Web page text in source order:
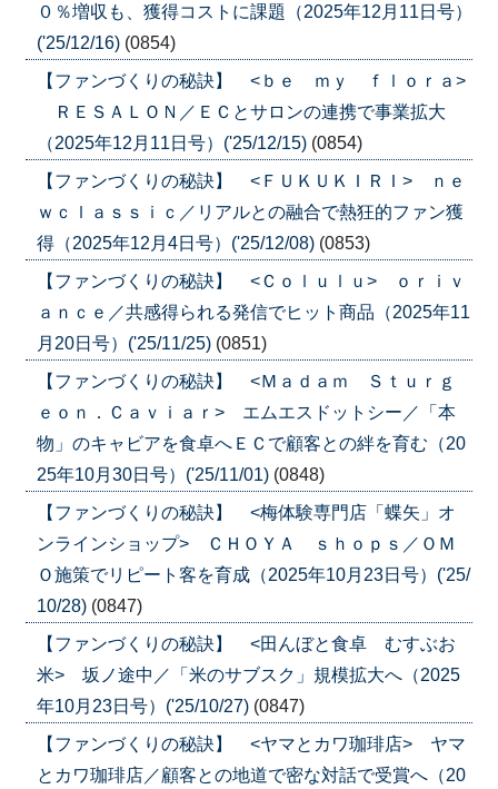
０％増収も、獲得コストに課題（2025年12月11日号）
('25/12/16) (0854)
【ファンづくりの秘訣】 <ｂｅ ｍｙ ｆｌｏｒａ>
ＲＥＳＡＬＯＮ／ＥＣとサロンの連携で事業拡大
（2025年12月11日号）('25/12/15) (0854)
【ファンづくりの秘訣】 <ＦＵＫＵＫＩＲＩ> ｎｅ
ｗｃｌａｓｓｉｃ／リアルとの融合で熱狂的ファン獲
得（2025年12月4日号）('25/12/08) (0853)
【ファンづくりの秘訣】 <Ｃｏｌｕｌｕ> ｏｒｉｖ
ａｎｃｅ／共感得られる発信でヒット商品（2025年11
月20日号）('25/11/25) (0851)
【ファンづくりの秘訣】 <Ｍａｄａｍ Ｓｔｕｒｇ
ｅｏｎ．Ｃａｖｉａｒ> エムエスドットシー／「本
物」のキャビアを食卓へＥＣで顧客との絆を育む（20
25年10月30日号）('25/11/01) (0848)
【ファンづくりの秘訣】 <梅体験専門店「蝶矢」オ
ンラインショップ> ＣＨＯＹＡ ｓｈｏｐｓ／ＯＭ
Ｏ施策でリピート客を育成（2025年10月23日号）('25/
10/28) (0847)
【ファンづくりの秘訣】 <田んぼと食卓 むすぶお
米> 坂ノ途中／「米のサブスク」規模拡大へ（2025
年10月23日号）('25/10/27) (0847)
【ファンづくりの秘訣】 <ヤマとカワ珈琲店> ヤマ
とカワ珈琲店／顧客との地道で密な対話で受賞へ（20